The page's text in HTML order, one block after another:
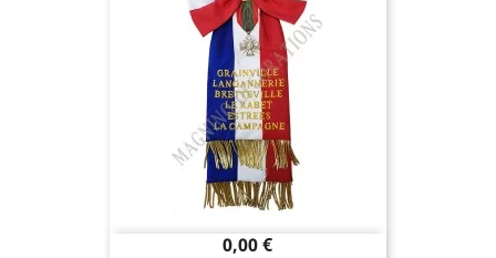
Prix
0,00 €